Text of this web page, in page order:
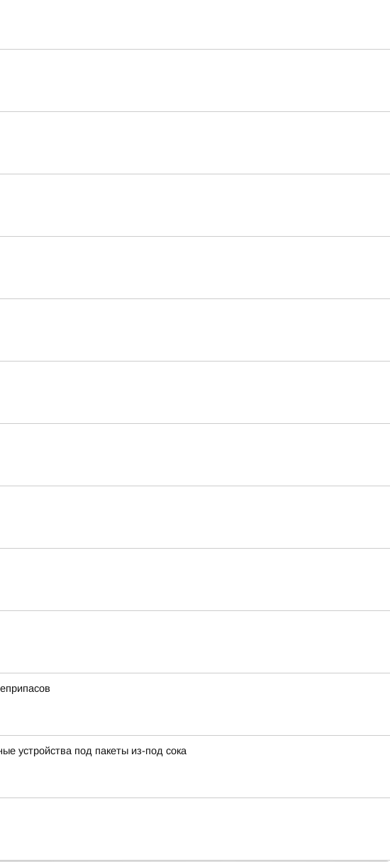
устройства под пакеты из-под сока